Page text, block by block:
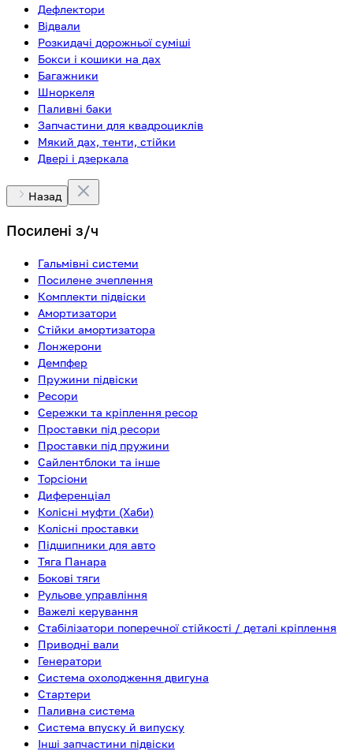
Дефлектори
Відвали
Розкидачі дорожньої суміші
Бокси і кошики на дах
Багажники
Шноркеля
Паливні баки
Запчастини для квадроциклів
Мякий дах, тенти, стійки
Двері і дзеркала
Назад
Посилені з/ч
Гальмівні системи
Посилене зчеплення
Комплекти підвіски
Амортизатори
Стійки амортизатора
Лонжерони
Демпфер
Пружини підвіски
Ресори
Сережки та кріплення ресор
Проставки під ресори
Проставки під пружини
Сайлентблоки та інше
Торсіони
Диференціал
Колісні муфти (Хаби)
Колісні проставки
Підшипники для авто
Тяга Панара
Бокові тяги
Рульове управління
Важелі керування
Стабілізатори поперечної стійкості / деталі кріплення
Приводні вали
Генератори
Система охолодження двигуна
Стартери
Паливна система
Система впуску й випуску
Інші запчастини підвіски